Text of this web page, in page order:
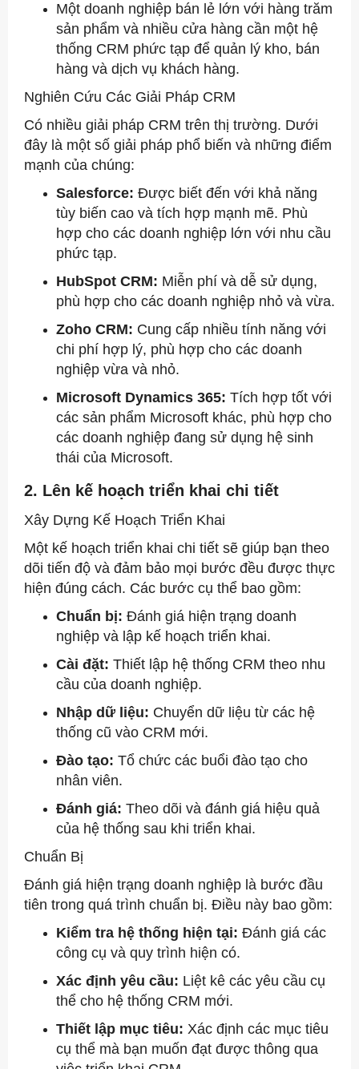
Một doanh nghiệp bán lẻ lớn với hàng trăm
sản phẩm và nhiều cửa hàng cần một hệ
thống CRM phức tạp để quản lý kho, bán
hàng và dịch vụ khách hàng.
Nghiên Cứu Các Giải Pháp CRM
Có nhiều giải pháp CRM trên thị trường. Dưới
đây là một số giải pháp phổ biến và những điểm
mạnh của chúng:
Salesforce: Được biết đến với khả năng
tùy biến cao và tích hợp mạnh mẽ. Phù
hợp cho các doanh nghiệp lớn với nhu cầu
phức tạp.
HubSpot CRM: Miễn phí và dễ sử dụng,
phù hợp cho các doanh nghiệp nhỏ và vừa.
Zoho CRM: Cung cấp nhiều tính năng với
chi phí hợp lý, phù hợp cho các doanh
nghiệp vừa và nhỏ.
Microsoft Dynamics 365: Tích hợp tốt với
các sản phẩm Microsoft khác, phù hợp cho
các doanh nghiệp đang sử dụng hệ sinh
thái của Microsoft.
2. Lên kế hoạch triển khai chi tiết
Xây Dựng Kế Hoạch Triển Khai
Một kế hoạch triển khai chi tiết sẽ giúp bạn theo
dõi tiến độ và đảm bảo mọi bước đều được thực
hiện đúng cách. Các bước cụ thể bao gồm:
Chuẩn bị: Đánh giá hiện trạng doanh
nghiệp và lập kế hoạch triển khai.
Cài đặt: Thiết lập hệ thống CRM theo nhu
cầu của doanh nghiệp.
Nhập dữ liệu: Chuyển dữ liệu từ các hệ
thống cũ vào CRM mới.
Đào tạo: Tổ chức các buổi đào tạo cho
nhân viên.
Đánh giá: Theo dõi và đánh giá hiệu quả
của hệ thống sau khi triển khai.
Chuẩn Bị
Đánh giá hiện trạng doanh nghiệp là bước đầu
tiên trong quá trình chuẩn bị. Điều này bao gồm:
Kiểm tra hệ thống hiện tại: Đánh giá các
công cụ và quy trình hiện có.
Xác định yêu cầu: Liệt kê các yêu cầu cụ
thể cho hệ thống CRM mới.
Thiết lập mục tiêu: Xác định các mục tiêu
cụ thể mà bạn muốn đạt được thông qua